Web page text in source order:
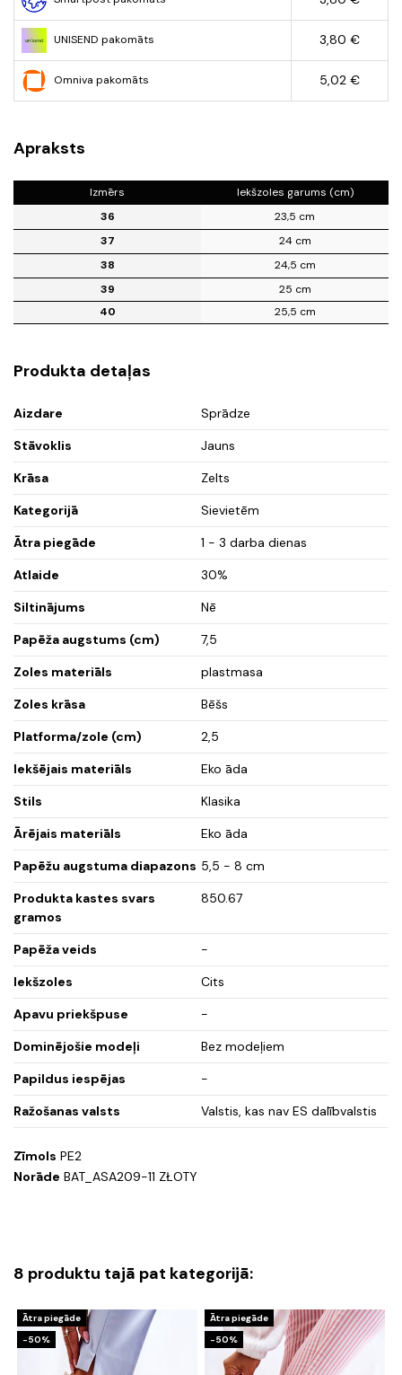
UNISEND pakomāts 3,80 €
Omniva pakomāts 5,02 €
Apraksts
Izmērs
Iekšzoles garums (cm)
36
23,5 cm
37
24 cm
38
24,5 cm
39
25 cm
40
25,5 cm
Produkta detaļas
Aizdare
Sprādze
Stāvoklis
Jauns
Krāsa
Zelts
Kategorijā
Sievietēm
Ātra piegāde
1 - 3 darba dienas
Atlaide
30%
Siltinājums
Nē
Papēža augstums (cm)
7,5
Zoles materiāls
plastmasa
Zoles krāsa
Bēšs
Platforma/zole (cm)
2,5
Iekšējais materiāls
Eko āda
Stils
Klasika
Ārējais materiāls
Eko āda
Papēžu augstuma diapazons 5,5 - 8 cm
Produkta kastes svars
gramos
850.67
Papēža veids
-
Iekšzoles
Cits
Apavu priekšpuse
-
Dominējošie modeļi
Bez modeļiem
Papildus iespējas
-
Ražošanas valsts
Valstis, kas nav ES dalībvalstis
Zīmols PE2
Norāde BAT_ASA209-11 ZŁOTY
8 produktu tajā pat kategorijā:
Ātra piegāde
-50%
Ātra piegāde
-50%